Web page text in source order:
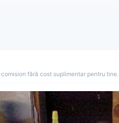
fără cost suplimentar pentru tine.